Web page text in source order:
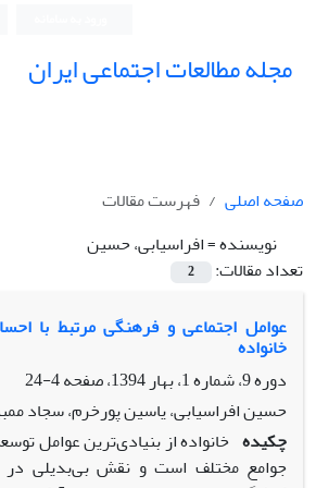
مجله مطالعات اجتماعی ایران
صفحه اصلی
فهرست مقالات
نویسنده =افراسیابی، حسین
تعداد مقالات:
2
عوامل اجتماعی و فرهنگی مرتبط با
خانواده
دوره 9، شماره 1، بهار 1394، صفحه
4-24
حسین افراسیابی، یاسین پورخرم، سجاد
چکیده خانواده از بنیادی‌ترین عوامل
جوامع مختلف است و نقش بی‌بدیلی